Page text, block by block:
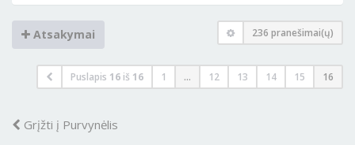
Atsakymai 236 pranešimai(ų)
Puslapis 16 iš 16 1 ... 12 13 14 15 16
Grįžti į Purvynėlis